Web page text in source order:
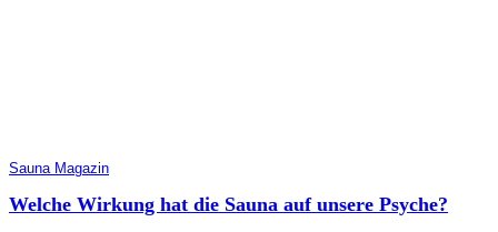
Sauna Magazin
Welche Wirkung hat die Sauna auf unsere Psyche?